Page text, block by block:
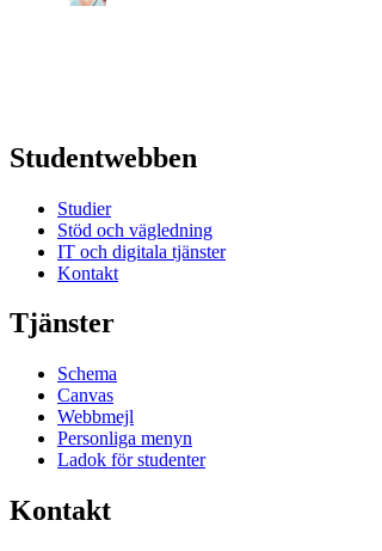
Studentwebben
Studier
Stöd och vägledning
IT och digitala tjänster
Kontakt
Tjänster
Schema
Canvas
Webbmejl
Personliga menyn
Ladok för studenter
Kontakt